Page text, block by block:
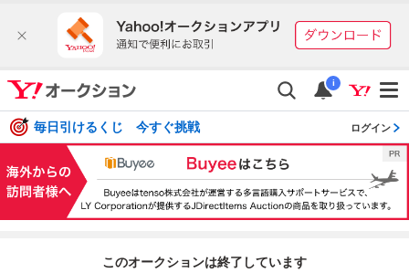
i
毎日引けるくじ 今すぐ挑戦 ログイン
このオークションは終了しています